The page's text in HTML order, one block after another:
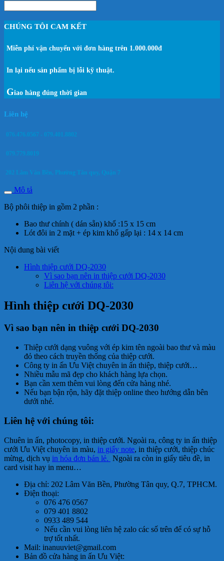
CHÚNG TÔI CAM KẾT
Miễn phí vận chuyển với đơn hàng trên 1.000.000đ
In lại nếu sản phẩm bị lỗi kỹ thuật.
Giao hàng đúng thời gian
Liên hệ
076.476.0567 - 079.401.8802
079.779.8019
202 Lâm Văn Bền, Phường Tân quy, Quận 7
Mô tả
Bộ phôi thiệp in gồm 2 phần :
Bao thư chính ( dán sẵn) khổ :15 x 15 cm
Lót đôi in 2 mặt + ép kim khổ gấp lại : 14 x 14 cm
Nội dung bài viết
Hình thiệp cưới DQ-2030
Vì sao bạn nên in thiệp cưới DQ-2030
Liên hệ với chúng tôi:
Hình thiệp cưới DQ-2030
Vì sao bạn nên in thiệp cưới DQ-2030
Thiệp cưới dạng vuông với ép kim tên ngoài bao thư và màu
đỏ theo cách truyền thống của thiệp cưới.
Công ty in ấn Ưu Việt chuyên in ấn thiệp, thiệp cưới…
Nhiều mẫu mã đẹp cho khách hàng lựa chọn.
Bạn cần xem thêm vui lòng đến cửa hàng nhé.
Nếu bạn bận rộn, hãy đặt thiệp online theo hướng dẫn bên
dưới nhé.
Liên hệ với chúng tôi:
Chuên in ấn, photocopy, in thiệp cưới. Ngoài ra, công ty in ấn thiệp
cưới Ưu Việt chuyên in màu, in giấy note, in thiệp cưới, thiệp chúc
mừng, dịch vụ in hóa đơn bán lẻ. Ngoài ra còn in giấy tiêu đề, in
card visit hay in menu…
Địa chỉ: 202 Lâm Văn Bền, Phường Tân quy, Q.7, TPHCM.
Điện thoại:
076 476 0567
079 401 8802
0933 489 544
Nếu cần vui lòng liên hệ zalo các số trên để có sự hỗ
trợ tốt nhất.
Mail: inanuuviet@gmail.com
Bản đồ cửa hàng in ấn Ưu Việt: